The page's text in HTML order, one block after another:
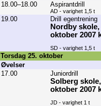
18.00–18.00
Aspirantdrill
AD - varighet 1,5 t
19.00 Drill egentrening
Nordby skole,
oktober 2007
SD - varighet 1,5 t
Torsdag 25. oktober
Øvelser
17.00
Juniordrill
Solberg
oktober 2007
JD - varighet 1 t